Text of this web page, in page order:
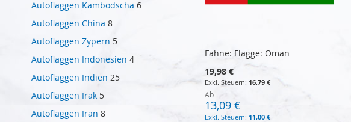
Fahne: Flagge: Oman
19,98 €
16,79 €
Ab
13,09 €
11,00 €
Autoflaggen Kambodscha 6
Autoflaggen China 8
Autoflaggen Zypern 5
Autoflaggen Indonesien 4
Autoflaggen Indien 25
Autoflaggen Irak 5
Autoflaggen Iran 8